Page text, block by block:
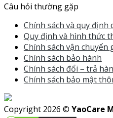
Câu hỏi thường gặp
Chính sách và quy định
Quy định và hình thức
Chính sách vận chuyển
Chính sách bảo hành
Chính sách đổi – trả
Chính sách bảo mật
Copyright 2026 © YaoCare